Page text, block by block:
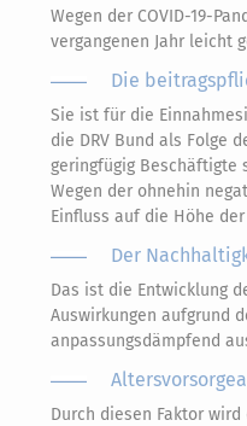
Wegen der COVID-19-
vergangenen Jahr leicht
Die
Sie ist für die
die DRV Bund als Folge
geringfügig Beschäftigte
Wegen der ohnehin
Einfluss auf die Höhe
Der
Das ist die Entwicklung
Auswirkungen aufgrund
anpassungsdämpfend
Durch diesen Faktor